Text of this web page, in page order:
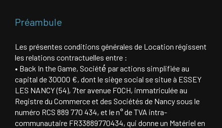
Préambule
Les présentes conditions générales de Location régissent
les relations contractuelles entre :
• Back In the Game, Société́ par actions simplifiée au
capital de 30000 €, dont le siège social se situe à ESSEY
LES NANCY (54), 7ter avenue FOCH, immatriculée au
Registre du Commerce et des Sociétés de Nancy sous le
numéro RCS 889 770 434, et le n° de TVA intra-
communautaire FR33889770434, qui donne un Matériel en